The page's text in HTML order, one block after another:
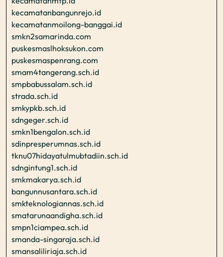
kecamatanbangunrejo.id
kecamatanmoilong-banggai.id
smkn2samarinda.com
puskesmaslhoksukon.com
puskesmaspenrang.com
smam4tangerang.sch.id
smpbabussalam.sch.id
strada.sch.id
smkypkb.sch.id
sdngeger.sch.id
smkn1bengalon.sch.id
sdinpresperumnas.sch.id
tknu07hidayatulmubtadiin.sch.id
sdngintung1.sch.id
smkmakarya.sch.id
bangunnusantara.sch.id
smkteknologiannas.sch.id
smatarunaandigha.sch.id
smpn1ciampea.sch.id
smanda-singaraja.sch.id
smansaliliriaja.sch.id